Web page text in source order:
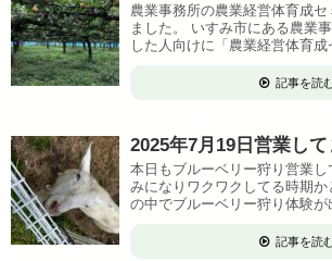
農業事務所の農業経営体育成セ
ました。 いすみ市にある農業
した人向けに「農業経営体育成
記事を読
2025年7月19日営業して
本日もブルーベリー狩り営業
みになりワクワクしてる時期
の中でブルーベリー狩り体験が
記事を読